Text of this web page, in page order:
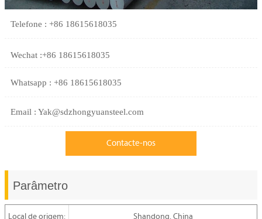
Telefone : +86 18615618035
Wechat :+86 18615618035
Whatsapp : +86 18615618035
Email : Yak@sdzhongyuansteel.com
Contacte-nos
Parâmetro
Local de origem: Shandong, China